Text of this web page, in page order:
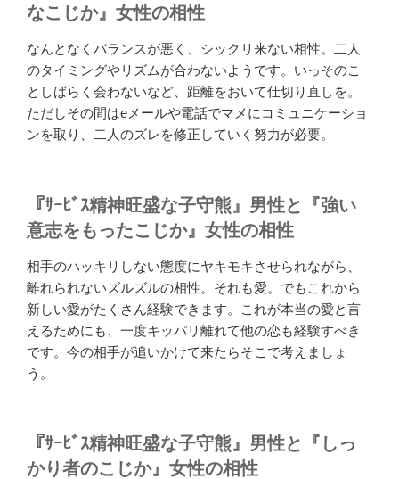
なこじか』女性の相性
なんとなくバランスが悪く、シックリ来ない相性。二人
のタイミングやリズムが合わないようです。いっそのこ
としばらく会わないなど、距離をおいて仕切り直しを。
ただしその間はeメールや電話でマメにコミュニケーショ
ンを取り、二人のズレを修正していく努力が必要。
『ｻｰﾋﾞｽ精神旺盛な子守熊』男性と『強い
意志をもったこじか』女性の相性
相手のハッキリしない態度にヤキモキさせられながら、
離れられないズルズルの相性。それも愛。でもこれから
新しい愛がたくさん経験できます。これが本当の愛と言
えるためにも、一度キッパリ離れて他の恋も経験すべき
です。今の相手が追いかけて来たらそこで考えましょ
う。
『ｻｰﾋﾞｽ精神旺盛な子守熊』男性と『しっ
かり者のこじか』女性の相性